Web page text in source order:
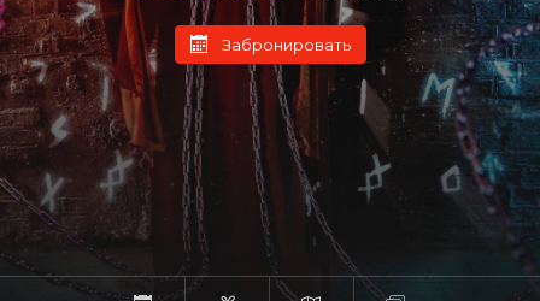
Забронировать